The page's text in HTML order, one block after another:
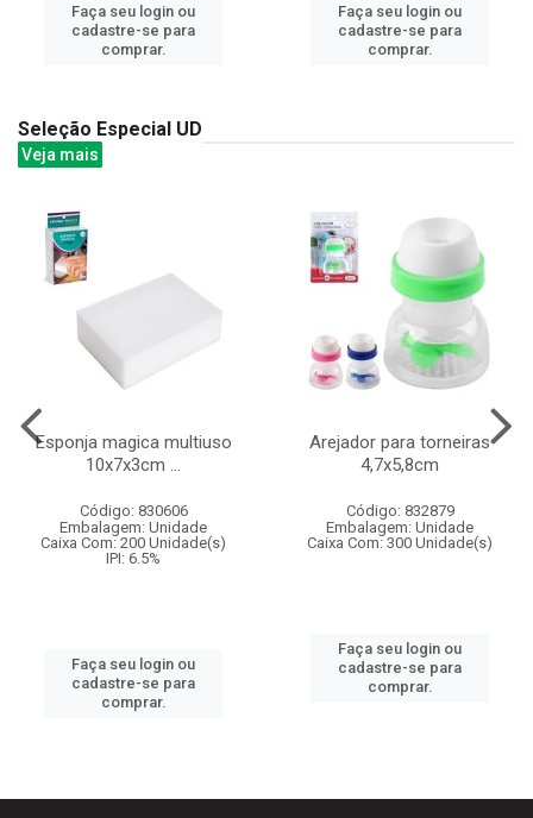
Faça seu login ou
cadastre-se para
comprar.
Faça seu login ou
cadastre-se para
comprar.
Seleção Especial UD
Veja mais
Esponja magica multiuso
10x7x3cm ...
Código: 830606
Embalagem: Unidade
Caixa Com: 200 Unidade(s)
IPI: 6.5%
Faça seu login ou
cadastre-se para
comprar.
Arejador para torneiras
4,7x5,8cm
Código: 832879
Embalagem: Unidade
Caixa Com: 300 Unidade(s)
Faça seu login ou
cadastre-se para
comprar.